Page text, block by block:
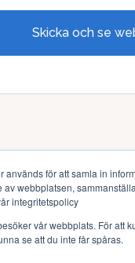
för att samla in
webbplatsen,
integritetspolicy
vår webbplats. För att
se att du inte får spåras.
Skicka och se
Policies